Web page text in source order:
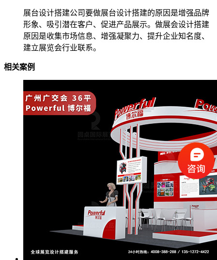
展台设计搭建公司要做展台设计搭建的原因是增强品牌
形象、吸引潜在客户、促进产品展示。做展会设计搭建
原因是收集市场信息、增强凝聚力、提升企业知名度、
建立展览会行业联系。
相关案例